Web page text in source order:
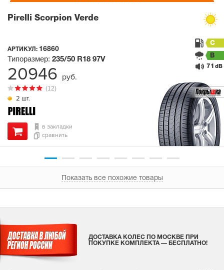
Pirelli Scorpion Verde
АРТИКУЛ: 16860
2 шт.
(12)
Типоразмер: 235/50 R18 97V
C
B
71 dB
в закладки
сравнить
20946 руб.
Показать все похожие товары
ДОСТАВКА КОЛЕС ПО МОСКВЕ ПРИ
ПОКУПКЕ КОМПЛЕКТА — БЕСПЛАТНО!